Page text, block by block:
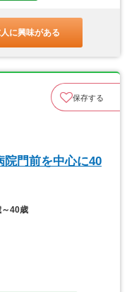
に興味がある
保存する
院門前を中心に40
～40歳